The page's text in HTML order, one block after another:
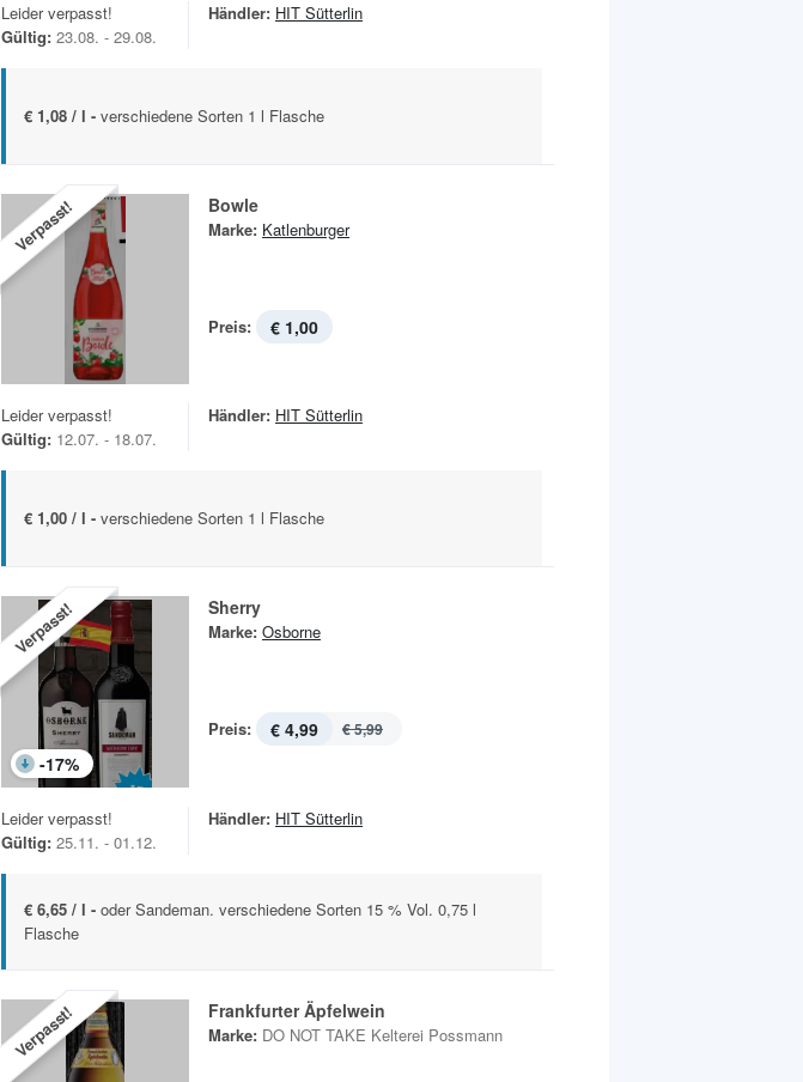
Leider verpasst!
Gültig: 23.08. - 29.08.
Händler: HIT Sütterlin
€ 1,08 / l - verschiedene Sorten 1 l Flasche
Verpasst! Bowle
Marke: Katlenburger
Preis: € 1,00
Leider verpasst!
Gültig: 12.07. - 18.07.
Händler: HIT Sütterlin
€ 1,00 / l - verschiedene Sorten 1 l Flasche
Verpasst!
-17%
Sherry
Marke: Osborne
Preis: € 4,99 € 5,99
Leider verpasst!
Gültig: 25.11. - 01.12.
Händler: HIT Sütterlin
€ 6,65 / l - oder Sandeman. verschiedene Sorten 15 % Vol. 0,75 l
Flasche
Verpasst! Frankfurter Äpfelwein
Marke: DO NOT TAKE Kelterei Possmann